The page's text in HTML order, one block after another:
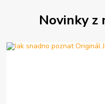
Novinky z